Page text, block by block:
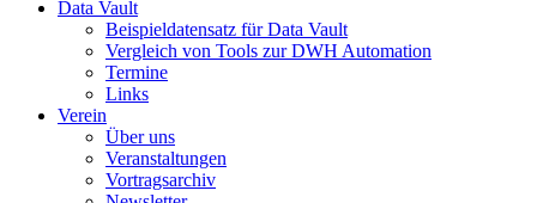
Data Vault
Beispieldatensatz für Data Vault
Vergleich von Tools zur DWH Automation
Termine
Links
Verein
Über uns
Veranstaltungen
Vortragsarchiv